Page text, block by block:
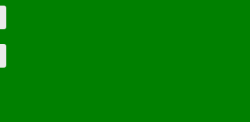
mail:*
Internetowa: